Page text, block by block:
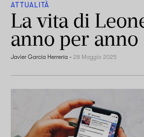
ATTUALITÀ
La vita di
anno per anno
Javier García Herrería -28 Maggio 2025